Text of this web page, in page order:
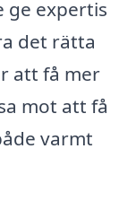
ge expertis
det rätta
att få mer
mot att få
varmt